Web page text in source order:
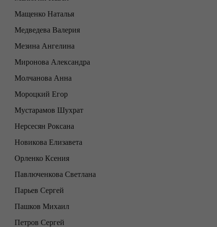
Мащенко Наталья
Медведева Валерия
Мезина Ангелина
Миронова Александра
Молчанова Анна
Мороцкий Егор
Мустарамов Шухрат
Нерсесян Роксана
Новикова Елизавета
Орленко Ксения
Павлюченкова Светлана
Парьев Сергей
Пашков Михаил
Петров Сергей